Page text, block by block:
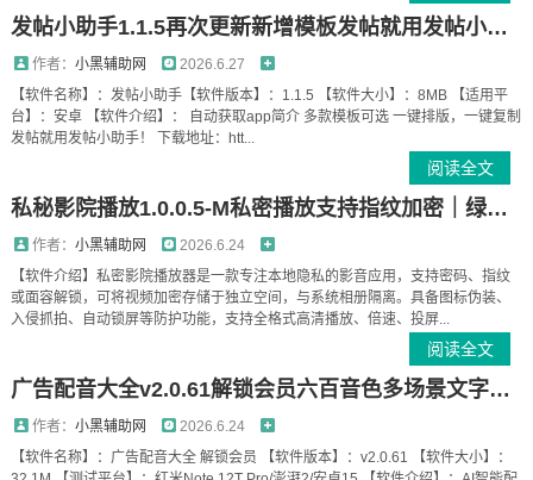
发帖小助手1.1.5再次更新新增模板发帖就用发帖小助手
作者： 小黑辅助网
2026.6.27
【软件名称】：发帖小助手【软件版本】：1.1.5 【软件大小】：8MB 【适用平
台】：安卓 【软件介绍】： 自动获取app简介 多款模板可选 一键排版，一键复制
发帖就用发帖小助手！ 下载地址：htt...
阅读全文
私秘影院播放1.0.0.5-M私密播放支持指纹加密｜绿化版
作者： 小黑辅助网
2026.6.24
【软件介绍】私密影院播放器是一款专注本地隐私的影音应用，支持密码、指纹
或面容解锁，可将视频加密存储于独立空间，与系统相册隔离。具备图标伪装、
入侵抓拍、自动锁屏等防护功能，支持全格式高清播放、倍速、投屏...
阅读全文
广告配音大全v2.0.61解锁会员六百音色多场景文字转语音
作者： 小黑辅助网
2026.6.24
【软件名称】：广告配音大全 解锁会员 【软件版本】：v2.0.61 【软件大小】：